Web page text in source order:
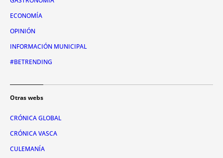
ECONOMÍA
OPINIÓN
INFORMACIÓN MUNICIPAL
#BETRENDING
Otras webs
CRÓNICA GLOBAL
CRÓNICA VASCA
CULEMANÍA